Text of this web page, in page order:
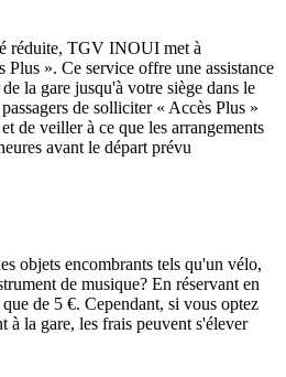
réduite, TGV INOUI met à
». Ce service offre une assistance
la gare jusqu'à votre siège dans le
de solliciter « Accès Plus »
de veiller à ce que les arrangements
avant le départ prévu
objets encombrants tels qu'un vélo,
de musique? En réservant en
de 5 €. Cependant, si vous optez
à la gare, les frais peuvent s'élever